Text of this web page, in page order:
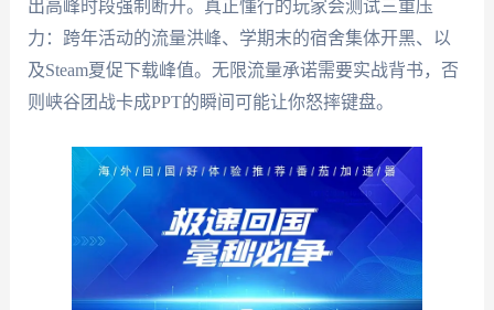
出高峰时段强制断开。真正懂行的玩家会测试三重压
力：跨年活动的流量洪峰、学期末的宿舍集体开黑、以
及Steam夏促下载峰值。无限流量承诺需要实战背书，否
则峡谷团战卡成PPT的瞬间可能让你怒摔键盘。